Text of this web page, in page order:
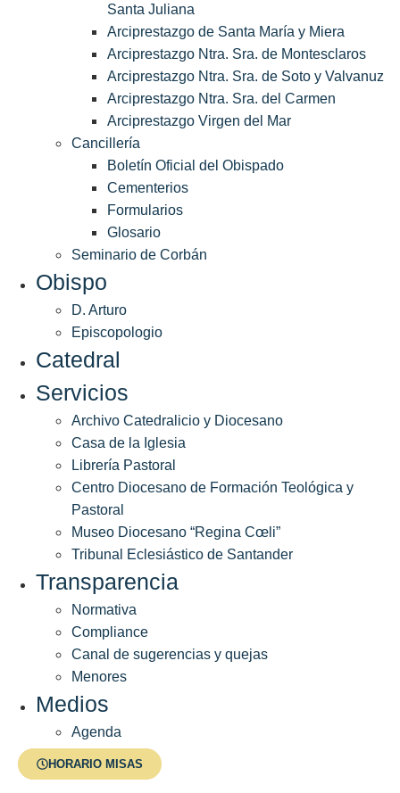
HORARIO MISAS
Santa Juliana
Arciprestazgo de Santa María y Miera
Arciprestazgo Ntra. Sra. de Montesclaros
Arciprestazgo Ntra. Sra. de Soto y Valvanuz
Arciprestazgo Ntra. Sra. del Carmen
Arciprestazgo Virgen del Mar
Cancillería
Boletín Oficial del Obispado
Cementerios
Formularios
Glosario
Seminario de Corbán
Obispo
D. Arturo
Episcopologio
Catedral
Servicios
Archivo Catedralicio y Diocesano
Casa de la Iglesia
Librería Pastoral
Centro Diocesano de Formación Teológica y
Pastoral
Museo Diocesano “Regina Cœli”
Tribunal Eclesiástico de Santander
Transparencia
Normativa
Compliance
Canal de sugerencias y quejas
Menores
Medios
Agenda
Menores